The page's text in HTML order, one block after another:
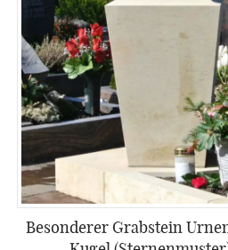
Besonderer Grabstein